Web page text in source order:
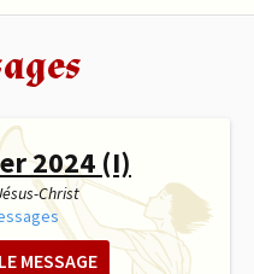
2024 (I)
Christ
MESSAGE